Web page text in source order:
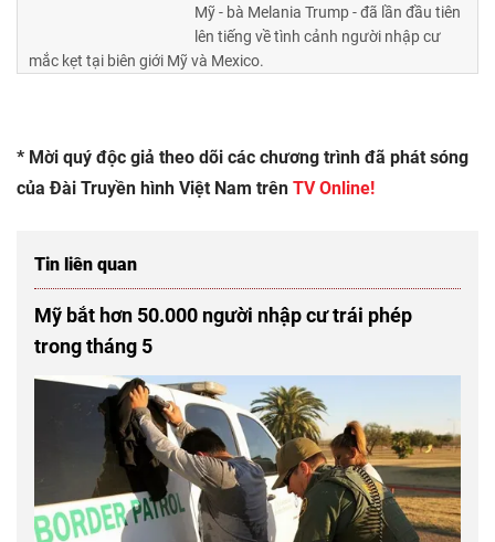
Mỹ - bà Melania Trump - đã lần đầu tiên
lên tiếng về tình cảnh người nhập cư
mắc kẹt tại biên giới Mỹ và Mexico.
* Mời quý độc giả theo dõi các chương trình đã phát sóng
của Đài Truyền hình Việt Nam trên TV Online!
Tin liên quan
Mỹ bắt hơn 50.000 người nhập cư trái phép
trong tháng 5